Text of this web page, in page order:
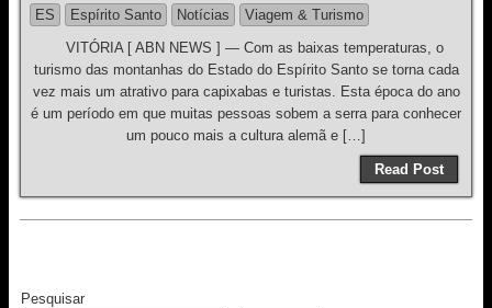
ES Espírito Santo Notícias
Viagem & Turismo
VITÓRIA [ ABN NEWS ] — Com as baixas temperaturas, o
turismo das montanhas do Estado do Espírito Santo se torna cada
vez mais um atrativo para capixabas e turistas. Esta época do ano
é um período em que muitas pessoas sobem a serra para conhecer
um pouco mais a cultura alemã e […]
Read Post
Pesquisar